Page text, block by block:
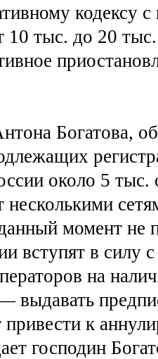
кодексу
10 тыс. до 20
Богатова,
около 5 тыс.
несколькими
момент
вступят в силу
на
выдавать
привести к
господин